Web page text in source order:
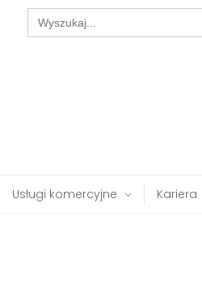
Search
for:
Usługi komercyjne Kariera